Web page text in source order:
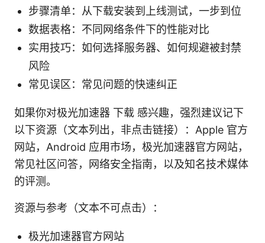
步骤清单：从下载安装到上线测试，一步到位
数据表格：不同网络条件下的性能对比
实用技巧：如何选择服务器、如何规避被封禁
风险
常见误区：常见问题的快速纠正
如果你对极光加速器 下载 感兴趣，强烈建议记下
以下资源（文本列出，非点击链接）：Apple 官方
网站，Android 应用市场，极光加速器官方网站，
常见社区问答，网络安全指南，以及知名技术媒体
的评测。
资源与参考（文本不可点击）：
极光加速器官方网站